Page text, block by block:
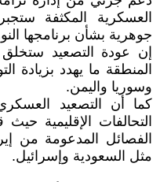
العسكرية المكثفة
جوهرية بشأن برنامجها
إن عودة التصعيد
المنطقة ما يهدد بزيادة
وسوريا واليمن.
كما أن التصعيد
التحالفات الإقليمية
الفصائل المدعومة من
مثل السعودية وإسرائيل.